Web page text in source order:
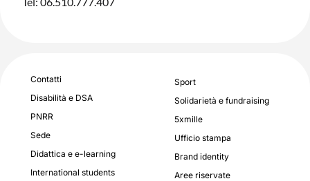
Contatti
Disabilità e DSA
PNRR
Sede
Didattica e e-learning
International students
Sport
Solidarietà e fundraising
5xmille
Ufficio stampa
Brand identity
Aree riservate